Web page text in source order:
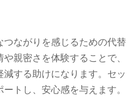
ながりを感じるための代替
親密さを体験することで、
する助けになります。セッ
トし、安心感を与えます。